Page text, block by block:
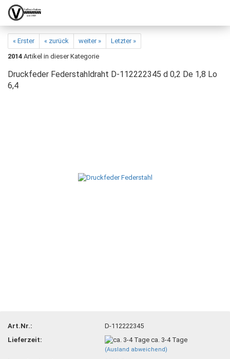
« Erster « zurück weiter »
Letzter »
2014 Artikel in dieser Kategorie
Druckfeder Federstahldraht D-112222345 d 0,2 De 1,8 Lo
6,4
Art.Nr.:
D-112222345
Lieferzeit:
ca. 3-4 Tage
(Ausland abweichend)